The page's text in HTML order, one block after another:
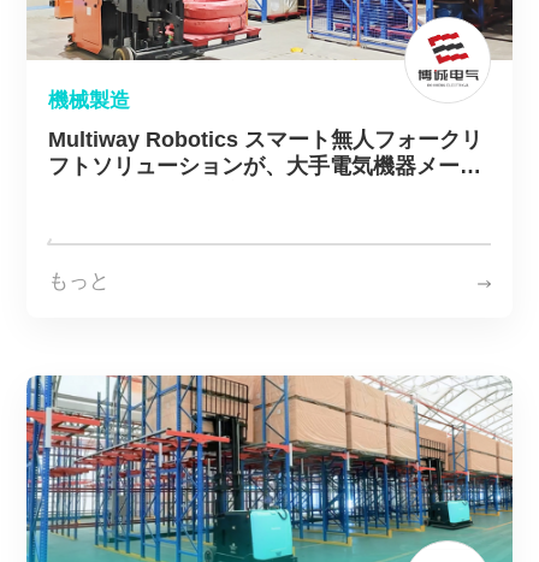
機械製造
Multiway Robotics スマート無人フォークリ
フトソリューションが、大手電気機器メーカ
もっと